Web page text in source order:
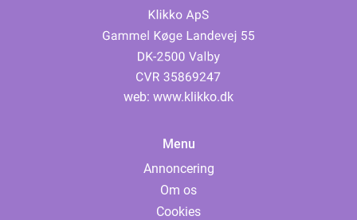
web: www.klikko.dk
Menu
Annoncering
Om os
Cookies